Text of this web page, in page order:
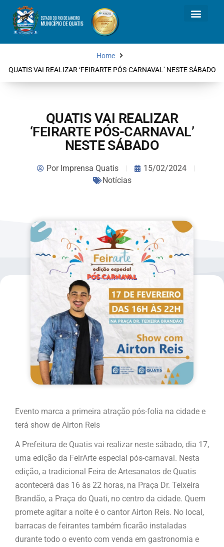
Home
QUATIS VAI REALIZAR ‘FEIRARTE PÓS-CARNAVAL’ NESTE SÁBADO
QUATIS VAI REALIZAR
‘FEIRARTE PÓS-CARNAVAL’
NESTE SÁBADO
PorImprensa Quatis
15/02/2024
Notícias
Evento marca a primeira atração pós-folia na cidade e
terá show de Airton Reis
A Prefeitura de Quatis vai realizar neste sábado, dia 17,
uma edição da FeirArte especial pós-carnaval. Nesta
edição, a tradicional Feira de Artesanatos de Quatis
acontecerá das 16 às 22 horas, na Praça Dr. Teixeira
Brandão, a Praça do Quati, no centro da cidade. Quem
promete agitar a noite é o cantor Airton Reis. No local,
barracas de feirantes também ficarão instaladas
durante todo o evento com venda em gastronomia e